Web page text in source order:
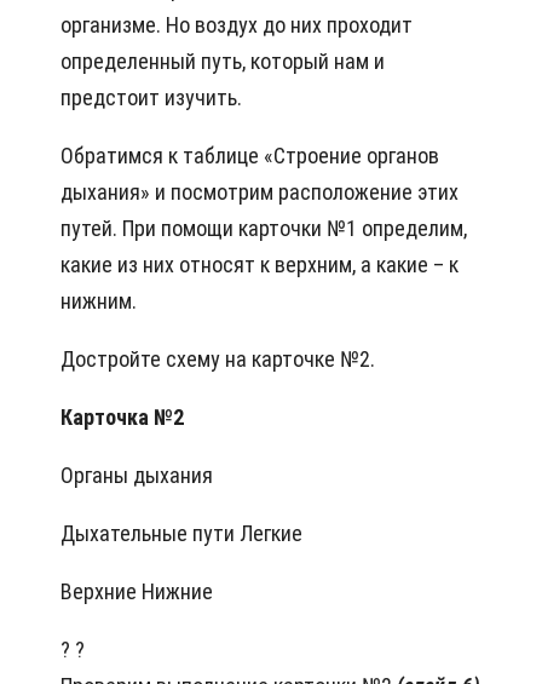
организме. Но воздух до них проходит
определенный путь, который нам и
предстоит изучить.
Обратимся к таблице «Строение органов
дыхания» и посмотрим расположение этих
путей. При помощи карточки №1 определим,
какие из них относят к верхним, а какие – к
нижним.
Достройте схему на карточке №2.
Карточка №2
Органы дыхания
Дыхательные пути Легкие
Верхние Нижние
? ?